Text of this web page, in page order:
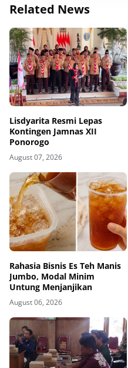
Related News
Lisdyarita Resmi Lepas
Kontingen Jamnas XII
Ponorogo
August 07, 2026
Rahasia Bisnis Es Teh Manis
Jumbo, Modal Minim
Untung Menjanjikan
August 06, 2026